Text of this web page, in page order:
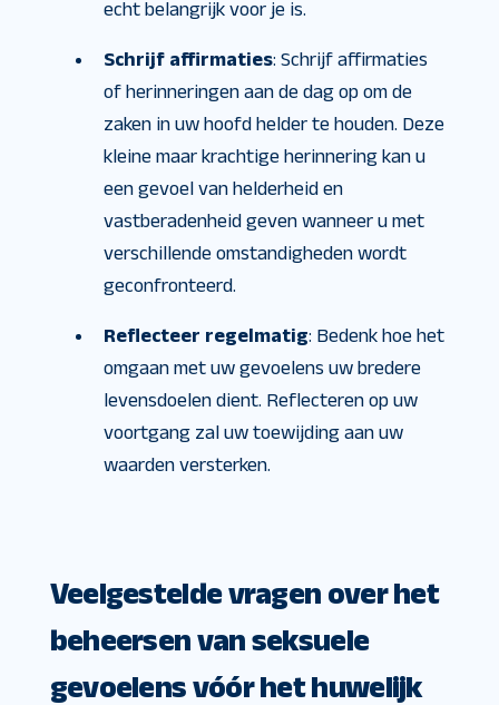
echt belangrijk voor je is.
Schrijf affirmaties: Schrijf affirmaties
of herinneringen aan de dag op om de
zaken in uw hoofd helder te houden. Deze
kleine maar krachtige herinnering kan u
een gevoel van helderheid en
vastberadenheid geven wanneer u met
verschillende omstandigheden wordt
geconfronteerd.
Reflecteer regelmatig: Bedenk hoe het
omgaan met uw gevoelens uw bredere
levensdoelen dient. Reflecteren op uw
voortgang zal uw toewijding aan uw
waarden versterken.
Veelgestelde vragen over het
beheersen van seksuele
gevoelens vóór het huwelijk